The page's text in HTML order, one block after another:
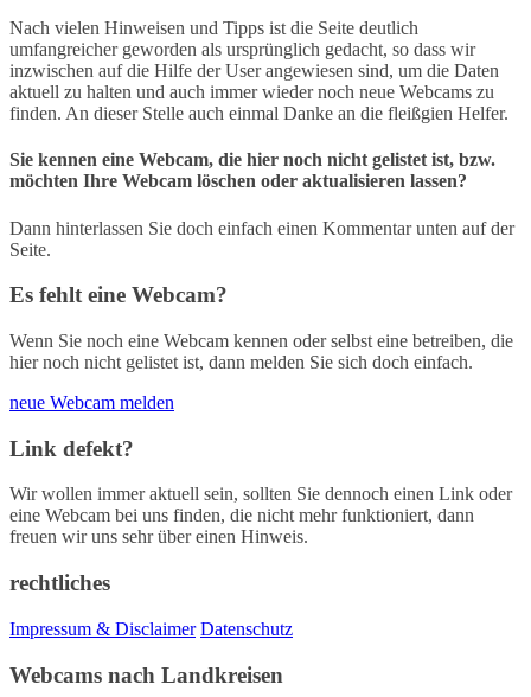
Nach vielen Hinweisen und Tipps ist die Seite deutlich
umfangreicher geworden als ursprünglich gedacht, so dass wir
inzwischen auf die Hilfe der User angewiesen sind, um die Daten
aktuell zu halten und auch immer wieder noch neue Webcams zu
finden. An dieser Stelle auch einmal Danke an die fleißgien Helfer.
Sie kennen eine Webcam, die hier noch nicht gelistet ist, bzw.
möchten Ihre Webcam löschen oder aktualisieren lassen?
Dann hinterlassen Sie doch einfach einen Kommentar unten auf der
Seite.
Es fehlt eine Webcam?
Wenn Sie noch eine Webcam kennen oder selbst eine betreiben, die
hier noch nicht gelistet ist, dann melden Sie sich doch einfach.
neue Webcam melden
Link defekt?
Wir wollen immer aktuell sein, sollten Sie dennoch einen Link oder
eine Webcam bei uns finden, die nicht mehr funktioniert, dann
freuen wir uns sehr über einen Hinweis.
rechtliches
Impressum & Disclaimer Datenschutz
Webcams nach Landkreisen